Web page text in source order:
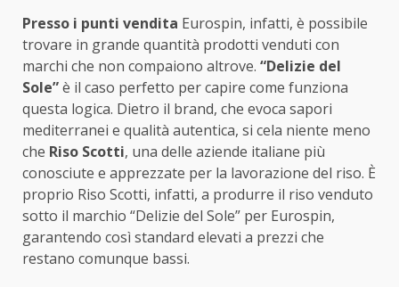
Presso i punti vendita Eurospin, infatti, è possibile
trovare in grande quantità prodotti venduti con
marchi che non compaiono altrove. “Delizie del
Sole”è il caso perfetto per capire come funziona
questa logica. Dietro il brand, che evoca sapori
mediterranei e qualità autentica, si cela niente meno
che Riso Scotti, una delle aziende italiane più
conosciute e apprezzate per la lavorazione del riso. È
proprio Riso Scotti, infatti, a produrre il riso venduto
sotto il marchio “Delizie del Sole” per Eurospin,
garantendo così standard elevati a prezzi che
restano comunque bassi.